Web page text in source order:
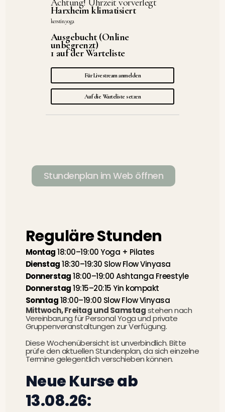
Achtung! Uhrzeit vorverlegt
Harxheim klimatisiert
kerstin.yoga
Ausgebucht (Online
unbegrenzt)
1 auf der Warteliste
Für Livestream anmelden
Auf die Warteliste setzen
Stundenplan im Web öffnen
Reguläre Stunden
Montag18:00–19:00 Yoga + Pilates
Dienstag18:30–19:30 Slow Flow Vinyasa
Donnerstag18:00–19:00 Ashtanga Freestyle
Donnerstag19:15–20:15 Yin kompakt
Sonntag18:00–19:00 Slow Flow Vinyasa
Mittwoch, Freitag und Samstagstehen nach
Vereinbarung für Personal Yoga und private
Gruppenveranstaltungen zur Verfügung.
Diese Wochenübersicht ist unverbindlich. Bitte
prüfe den aktuellen Stundenplan, da sich einzelne
Termine gelegentlich verschieben können.
Neue Kurse ab
13.08.26: